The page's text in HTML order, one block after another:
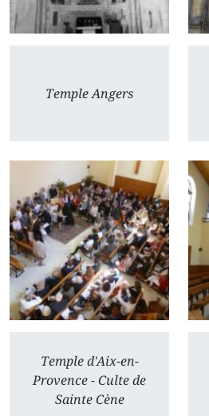
Temple Angers
Temple d'Aix-en-
Provence - Culte de
Sainte Cène